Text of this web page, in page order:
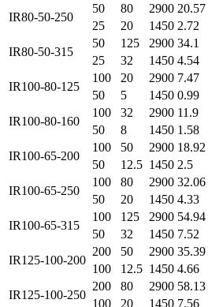
IR80-50-250
50 80 2900 20.57
25
20 1450 2.72
IR80-50-315
50 125 2900 34.1
25
32 1450 4.54
IR100-80-125
100 20 2900 7.47
50
5 1450 0.99
IR100-80-160
100 32 2900 11.9
50
8 1450 1.58
IR100-65-200
100 50 2900 18.92
50
12.5 1450 2.5
IR100-65-250
100 80 2900 32.06
50
20 1450 4.33
IR100-65-315
100 125 2900 54.94
50
32 1450 7.52
IR125-100-200
200 50 2900 35.39
100
12.5 1450 4.66
IR125-100-250
200 80 2900 58.13
100
20 1450 7.56